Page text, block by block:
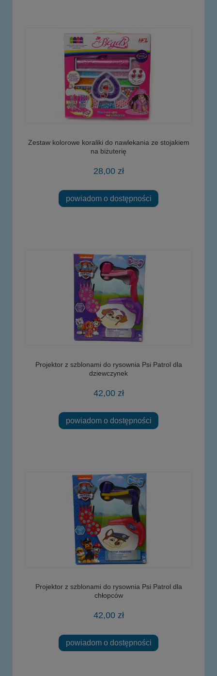
Zestaw kolorowe koraliki do nawlekania ze stojakiem
na biżuterię
28,00 zł
powiadom o dostępności
Projektor z szblonami do rysownia Psi Patrol dla
dziewczynek
42,00 zł
powiadom o dostępności
Projektor z szblonami do rysownia Psi Patrol dla
chłopców
42,00 zł
powiadom o dostępności